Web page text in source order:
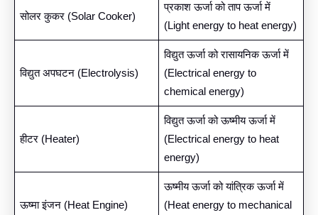
सोलर कुकर (Solar Cooker)
प्रकाश ऊर्जा को ताप ऊर्जा में
(Light energy to heat energy)
विद्युत अपघटन (Electrolysis)
विद्युत ऊर्जा को रासायनिक ऊर्जा में
(Electrical energy to
chemical energy)
हीटर (Heater)
विद्युत ऊर्जा को ऊष्मीय ऊर्जा में
(Electrical energy to heat
energy)
ऊष्मा इंजन (Heat Engine)
ऊष्मीय ऊर्जा को यांत्रिक ऊर्जा में
(Heat energy to mechanical